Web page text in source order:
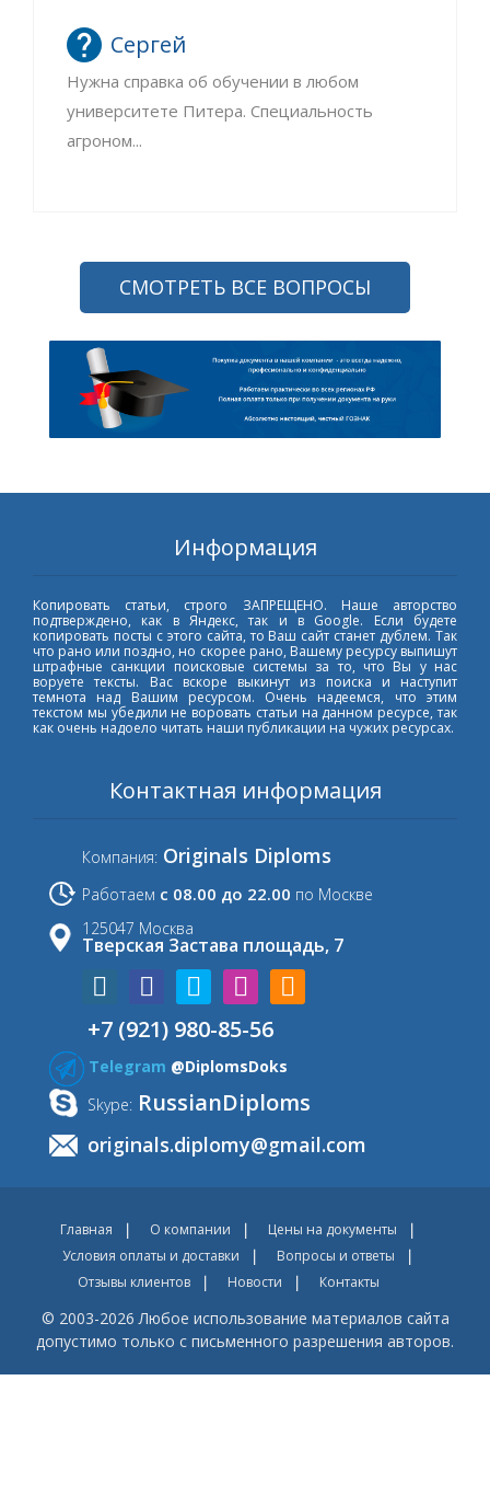
Сергей
Нужна справка об обучении в любом
университете Питера. Специальность
агроном...
СМОТРЕТЬ ВСЕ ВОПРОСЫ
Информация
Копировать статьи, строго ЗАПРЕЩЕНО. Наше авторство
подтверждено, как в Яндекс, так и в Google. Если будете
копировать посты с этого сайта, то Ваш сайт станет дублем. Так
что рано или поздно, но скорее рано, Вашему ресурсу выпишут
штрафные санкции поисковые системы за то, что Вы у нас
воруете тексты. Вас вскоре выкинут из поиска и наступит
темнота над Вашим ресурсом. Очень надеемся, что этим
текстом мы убедили не воровать статьи на данном ресурсе, так
как очень надоело читать наши публикации на чужих ресурсах.
Контактная информация
Компания: Originals Diploms
Работаем с 08.00 до 22.00 по Москве
125047 Москва
Тверская Застава площадь, 7
+7 (921) 980-85-56
Telegram @DiplomsDoks
Skype: RussianDiploms
originals.diplomy@gmail.com
Главная О компании
Цены на документы
Условия оплаты и доставки
Вопросы и ответы
Отзывы клиентов
Новости Контакты
© 2003-2026 Любое использование материалов сайта
допустимо только с письменного разрешения авторов.